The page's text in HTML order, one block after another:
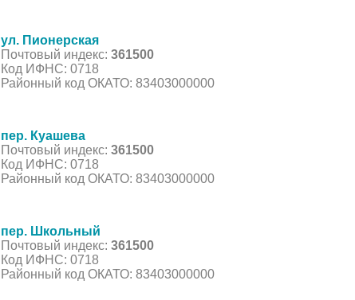
ул. Пионерская
Почтовый индекс: 361500
Код ИФНС: 0718
Районный код ОКАТО: 83403000000
пер. Куашева
Почтовый индекс: 361500
Код ИФНС: 0718
Районный код ОКАТО: 83403000000
пер. Школьный
Почтовый индекс: 361500
Код ИФНС: 0718
Районный код ОКАТО: 83403000000